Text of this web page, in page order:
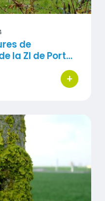
de
la ZI de Port…
+
bouton
retombées autour de